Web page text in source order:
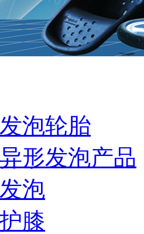
泡轮胎
形发泡产品
泡
膝